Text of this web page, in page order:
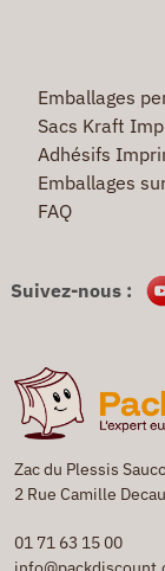
Zac du Plessis
2 Rue Camille
01 71 63 15 00
Emballages
Sacs Kraft
Adhésifs
Emballages
FAQ
Suivez-nous :